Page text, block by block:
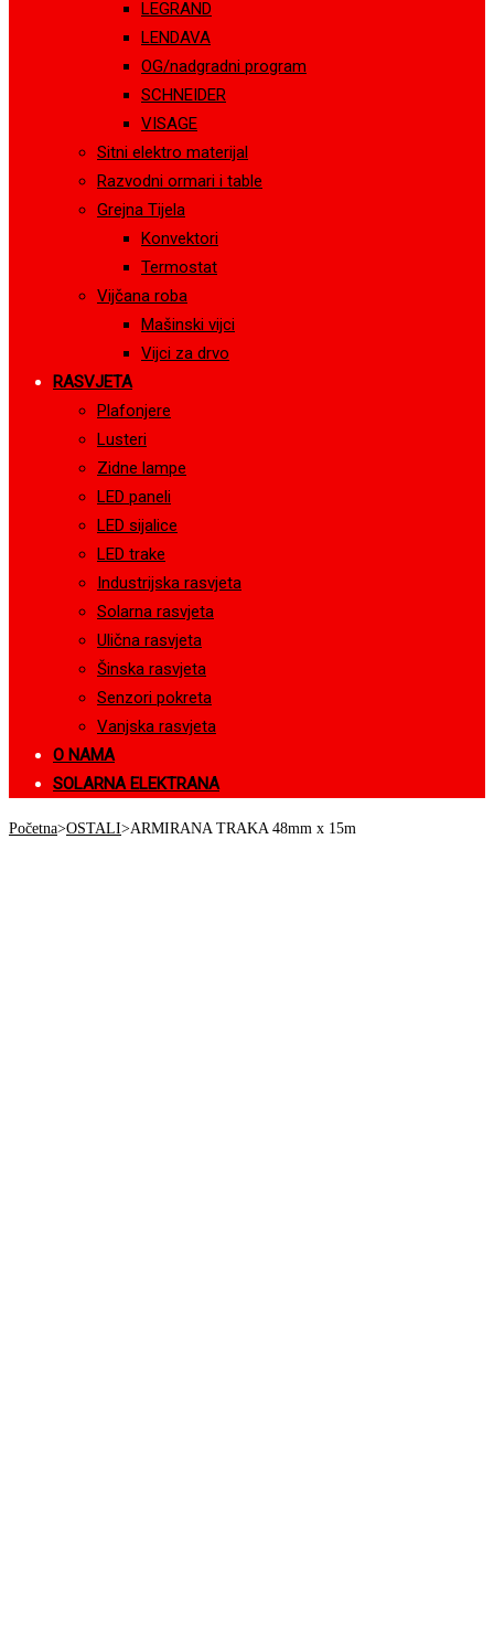
LEGRAND
LENDAVA
OG/nadgradni program
SCHNEIDER
VISAGE
Sitni elektro materijal
Razvodni ormari i table
Grejna Tijela
Konvektori
Termostat
Vijčana roba
Mašinski vijci
Vijci za drvo
RASVJETA
Plafonjere
Lusteri
Zidne lampe
LED paneli
LED sijalice
LED trake
Industrijska rasvjeta
Solarna rasvjeta
Ulična rasvjeta
Šinska rasvjeta
Senzori pokreta
Vanjska rasvjeta
O NAMA
SOLARNA ELEKTRANA
Početna>OSTALI>ARMIRANA TRAKA 48mm x 15m